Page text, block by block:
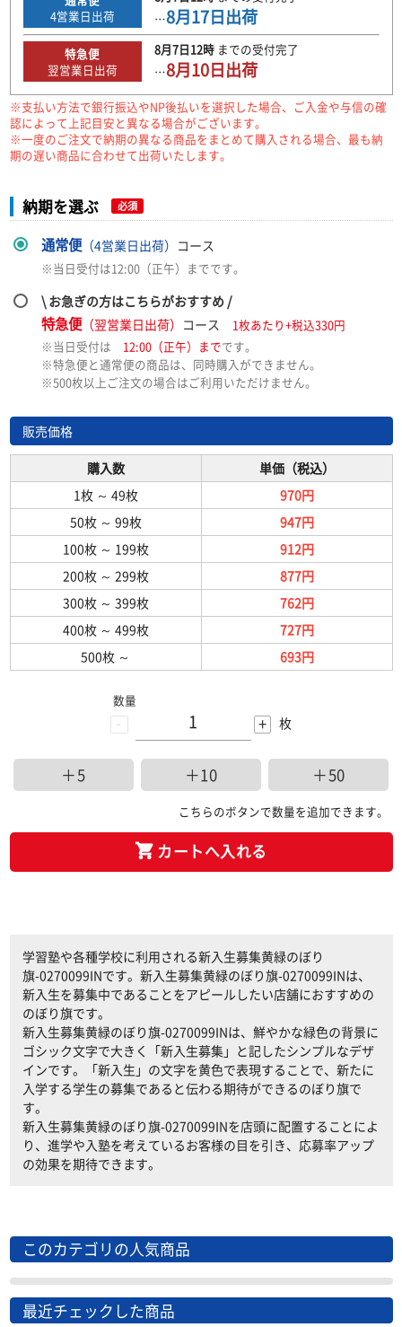
4営業日出荷
…8月17日出荷
特急便
翌営業日出荷
8月7日12時までの受付完了
…8月10日出荷
※支払い方法で銀行振込やNP後払いを選択した場合、ご入金や与信の確
認によって上記目安と異なる場合がございます。
※一度のご注文で納期の異なる商品をまとめて購入される場合、最も納
期の遅い商品に合わせて出荷いたします。
納期を選ぶ 必須
通常便（4営業日出荷） コース
※当日受付は12:00（正午）までです。
\ お急ぎの方はこちらがおすすめ /
特急便（翌営業日出荷） コース
1枚あたり+税込330円
※当日受付は 12:00（正午）までです。
※特急便と通常便の商品は、同時購入ができません。
※500枚以上ご注文の場合はご利用いただけません。
販売価格
購入数
単価（税込）
1枚 ～ 49枚
970円
50枚 ～ 99枚
947円
100枚 ～ 199枚
912円
200枚 ～ 299枚
877円
300枚 ～ 399枚
762円
400枚 ～ 499枚
727円
500枚 ～ 693円
-
数量
+ 枚
＋5 ＋10 ＋50
こちらのボタンで数量を追加できます。
カートへ入れる
学習塾や各種学校に利用される新入生募集黄緑のぼり
旗-0270099INです。新入生募集黄緑のぼり旗-0270099INは、
新入生を募集中であることをアピールしたい店舗におすすめの
のぼり旗です。
新入生募集黄緑のぼり旗-0270099INは、鮮やかな緑色の背景に
ゴシック文字で大きく「新入生募集」と記したシンプルなデザ
インです。「新入生」の文字を黄色で表現することで、新たに
入学する学生の募集であると伝わる期待ができるのぼり旗で
す。
新入生募集黄緑のぼり旗-0270099INを店頭に配置することによ
り、進学や入塾を考えているお客様の目を引き、応募率アップ
の効果を期待できます。
このカテゴリの人気商品
最近チェックした商品